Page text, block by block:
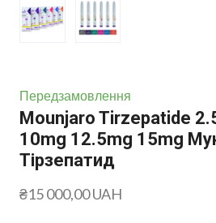
Передзамовлення
Mounjaro Tirzepatide
10mg 12.5mg 15mg
Тірзепатид
₴15 000,00 UAH